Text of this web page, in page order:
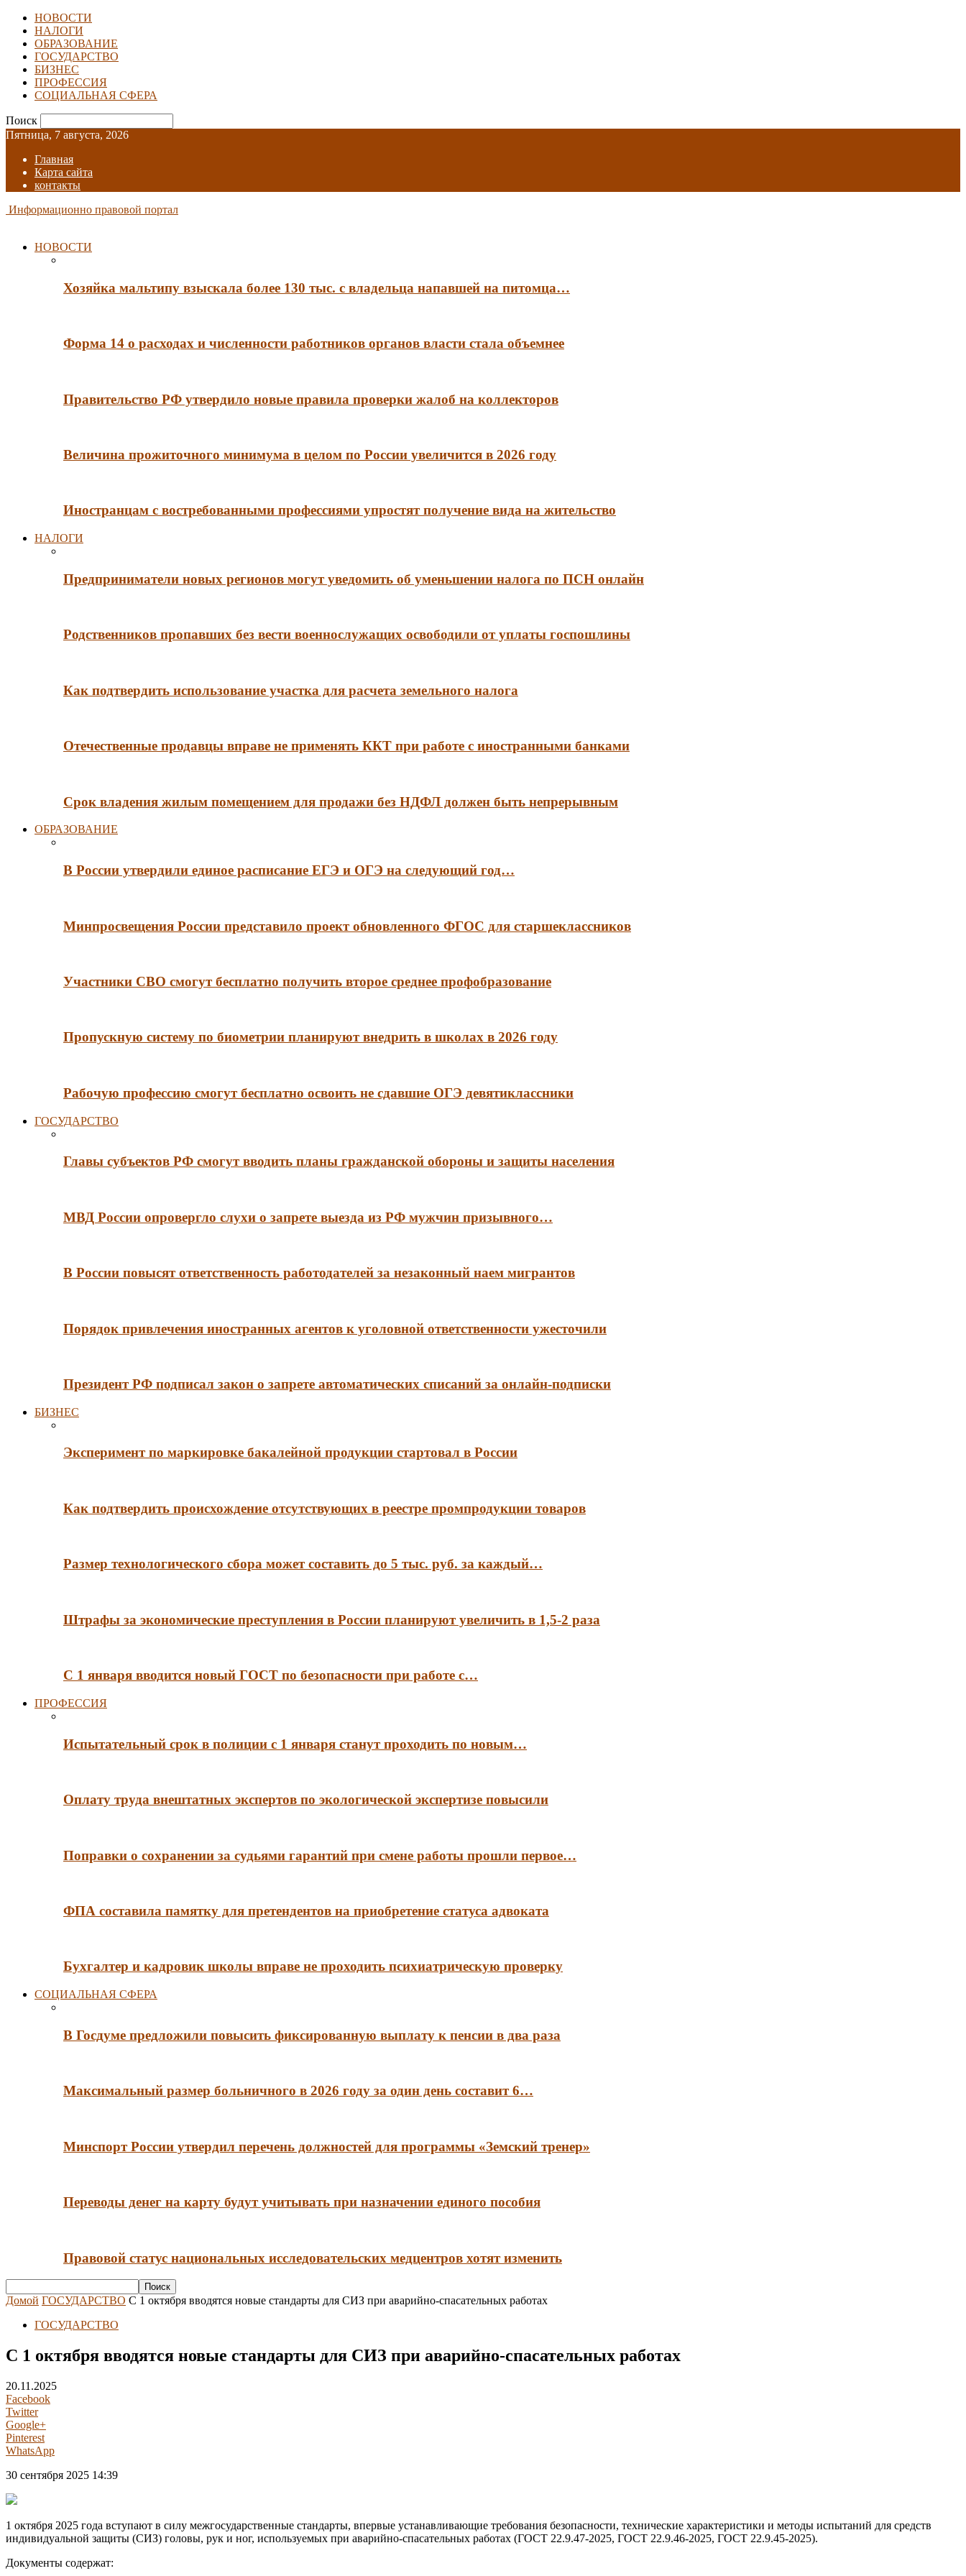
НОВОСТИ
НАЛОГИ
ОБРАЗОВАНИЕ
ГОСУДАРСТВО
БИЗНЕС
ПРОФЕССИЯ
СОЦИАЛЬНАЯ СФЕРА
Поиск
Пятница, 7 августа, 2026
Главная
Карта сайта
контакты
Информационно правовой портал
НОВОСТИ
Хозяйка мальтипу взыскала более 130 тыс. с владельца напавшей на питомца…
Форма 14 о расходах и численности работников органов власти стала объемнее
Правительство РФ утвердило новые правила проверки жалоб на коллекторов
Величина прожиточного минимума в целом по России увеличится в 2026 году
Иностранцам с востребованными профессиями упростят получение вида на жительство
НАЛОГИ
Предприниматели новых регионов могут уведомить об уменьшении налога по ПСН онлайн
Родственников пропавших без вести военнослужащих освободили от уплаты госпошлины
Как подтвердить использование участка для расчета земельного налога
Отечественные продавцы вправе не применять ККТ при работе с иностранными банками
Срок владения жилым помещением для продажи без НДФЛ должен быть непрерывным
ОБРАЗОВАНИЕ
В России утвердили единое расписание ЕГЭ и ОГЭ на следующий год…
Минпросвещения России представило проект обновленного ФГОС для старшеклассников
Участники СВО смогут бесплатно получить второе среднее профобразование
Пропускную систему по биометрии планируют внедрить в школах в 2026 году
Рабочую профессию смогут бесплатно освоить не сдавшие ОГЭ девятиклассники
ГОСУДАРСТВО
Главы субъектов РФ смогут вводить планы гражданской обороны и защиты населения
МВД России опровергло слухи о запрете выезда из РФ мужчин призывного…
В России повысят ответственность работодателей за незаконный наем мигрантов
Порядок привлечения иностранных агентов к уголовной ответственности ужесточили
Президент РФ подписал закон о запрете автоматических списаний за онлайн-подписки
БИЗНЕС
Эксперимент по маркировке бакалейной продукции стартовал в России
Как подтвердить происхождение отсутствующих в реестре промпродукции товаров
Размер технологического сбора может составить до 5 тыс. руб. за каждый…
Штрафы за экономические преступления в России планируют увеличить в 1,5-2 раза
С 1 января вводится новый ГОСТ по безопасности при работе с…
ПРОФЕССИЯ
Испытательный срок в полиции с 1 января станут проходить по новым…
Оплату труда внештатных экспертов по экологической экспертизе повысили
Поправки о сохранении за судьями гарантий при смене работы прошли первое…
ФПА составила памятку для претендентов на приобретение статуса адвоката
Бухгалтер и кадровик школы вправе не проходить психиатрическую проверку
СОЦИАЛЬНАЯ СФЕРА
В Госдуме предложили повысить фиксированную выплату к пенсии в два раза
Максимальный размер больничного в 2026 году за один день составит 6…
Минспорт России утвердил перечень должностей для программы «Земский тренер»
Переводы денег на карту будут учитывать при назначении единого пособия
Правовой статус национальных исследовательских медцентров хотят изменить
Домой ГОСУДАРСТВО С 1 октября вводятся новые стандарты для СИЗ при аварийно-спасательных работах
ГОСУДАРСТВО
С 1 октября вводятся новые стандарты для СИЗ при аварийно-спасательных работах
20.11.2025
Facebook
Twitter
Google+
Pinterest
WhatsApp
30 сентября 2025 14:39
1 октября 2025 года вступают в силу межгосударственные стандарты, впервые устанавливающие требования безопасности, технические характеристики и методы испытаний для средств
индивидуальной защиты (СИЗ) головы, рук и ног, используемых при аварийно-спасательных работах (ГОСТ 22.9.47-2025, ГОСТ 22.9.46-2025, ГОСТ 22.9.45-2025).
Документы содержат: